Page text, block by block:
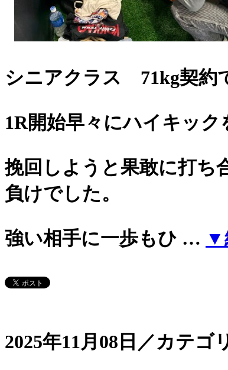
シニアクラス 71kg契約
1R開始早々にハイキック
挽回しようと果敢に打ち
負けでした。
強い相手に一歩もひ … ▼
2025年11月08日／カテゴ